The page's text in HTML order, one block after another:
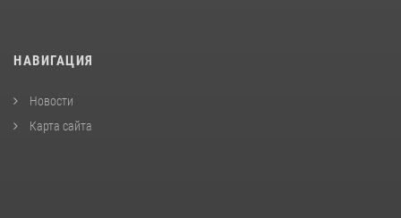
НАВИГАЦИЯ
Новости
Карта сайта